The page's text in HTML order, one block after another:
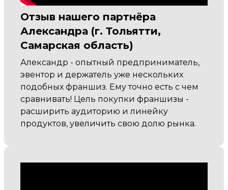
Отзыв нашего партнёра
Александра (г. Тольятти,
Самарская область)
Александр - опытный предприниматель,
эвентор и держатель уже нескольких
подобных франшиз. Ему точно есть с чем
сравнивать! Цель покупки франшизы -
расширить аудиторию и линейку
продуктов, увеличить свою долю рынка.